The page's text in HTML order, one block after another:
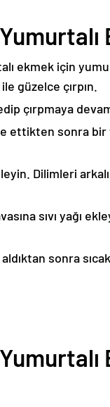
ekmek için
güzelce çırpın.
çırpmaya
ettikten sonra bir
Dilimleri
sıvı yağı
sonra